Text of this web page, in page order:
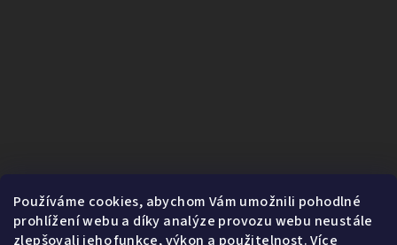
Používáme cookies, abychom Vám umožnili pohodlné
prohlížení webu a díky analýze provozu webu neustále
zlepšovali jeho funkce, výkon a použitelnost.Více